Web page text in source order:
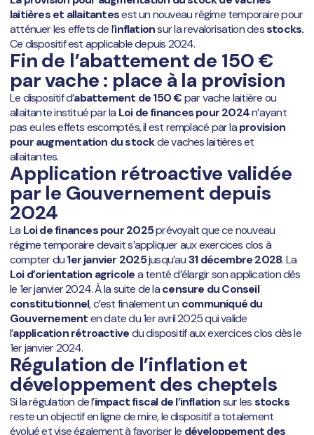
laitières et allaitantesest un nouveau régime temporaire pour
atténuer les effets de l’inflationsur la revalorisation desstocks.
Ce dispositif est applicable depuis 2024.
Fin de l’abattement de 150 €
par vache : place à la provision
Le dispositif d’abattement de 150 €par vache laitière ou
allaitante institué par la Loi de finances pour 2024n’ayant
pas eu les effets escomptés, il est remplacé par laprovision
pour augmentation du stockde vaches laitières et
allaitantes.
Application rétroactive validée
par le Gouvernement depuis
2024
La Loi de finances pour 2025prévoyait que ce nouveau
régime temporaire devait s’appliquer aux exercices clos à
compter du1er janvier 2025jusqu’au31 décembre 2028. La
Loi d’orientation agricolea tenté d’élargir son application dès
le 1er janvier 2024. À la suite de lacensure du Conseil
constitutionnel, c’est finalement un communiqué du
Gouvernementen date du 1er avril 2025 qui valide
l’application rétroactivedu dispositif aux exercices clos dès le
1er janvier 2024.
Régulation de l’inflation et
développement des cheptels
Si la régulation de l’impact fiscal de l’inflationsur lesstocks
reste un objectif en ligne de mire, le dispositif a totalement
évolué et vise également à favoriser le développement des